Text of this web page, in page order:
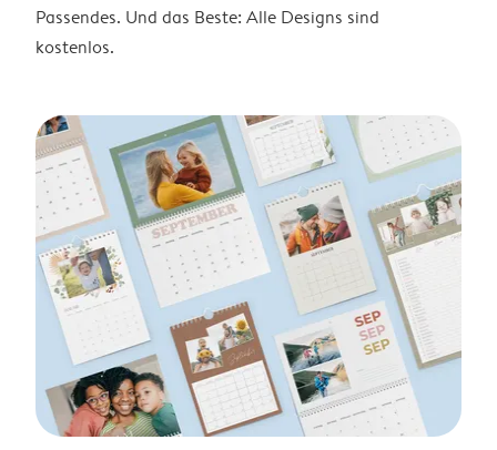
Passendes. Und das Beste: Alle Designs sind
kostenlos.